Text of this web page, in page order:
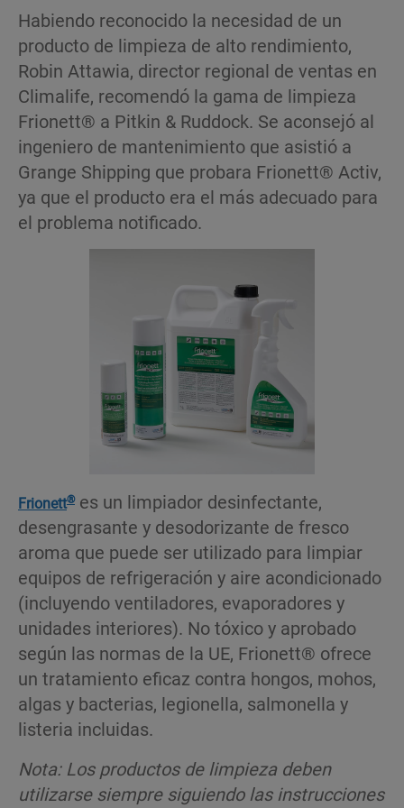
Habiendo reconocido la necesidad de un
producto de limpieza de alto rendimiento,
Robin Attawia, director regional de ventas en
Climalife, recomendó la gama de limpieza
Frionett® a Pitkin & Ruddock. Se aconsejó al
ingeniero de mantenimiento que asistió a
Grange Shipping que probara Frionett® Activ,
ya que el producto era el más adecuado para
el problema notificado.
Frionett®es un limpiador desinfectante,
desengrasante y desodorizante de fresco
aroma que puede ser utilizado para limpiar
equipos de refrigeración y aire acondicionado
(incluyendo ventiladores, evaporadores y
unidades interiores). No tóxico y aprobado
según las normas de la UE, Frionett® ofrece
un tratamiento eficaz contra hongos, mohos,
algas y bacterias, legionella, salmonella y
listeria incluidas.
Nota: Los productos de limpieza deben
utilizarse siempre siguiendo las instrucciones